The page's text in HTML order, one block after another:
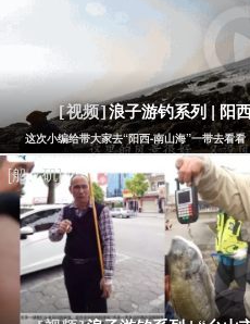
[视频]浪子游钓系列 | 阳
这次小编给带大家去“阳西-南山海”一带去看
[船、矶]